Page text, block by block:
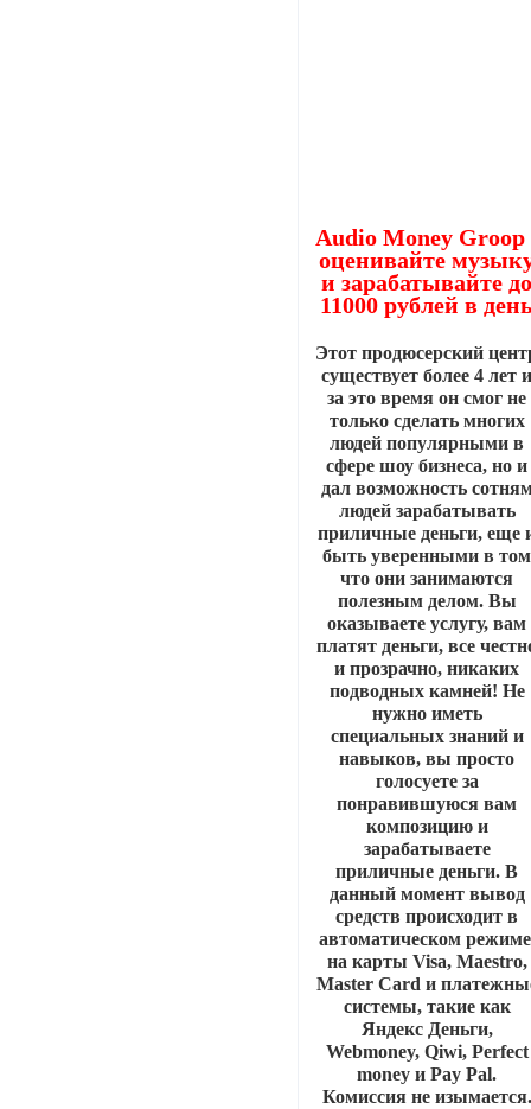
Audio Money Groop
оценивайте
и зарабатывайте
11000 рублей в
Этот продюсерский
существует более 4 лет
за это время он смог не
только сделать многих
людей популярными в
сфере шоу бизнеса, но и
дал возможность
людей зарабатывать
приличные деньги, еще
быть уверенными в том
что они занимаются
полезным делом. Вы
оказываете услугу, вам
платят деньги, все
и прозрачно, никаких
подводных камней! Не
нужно иметь
специальных знаний и
навыков, вы просто
голосуете за
понравившуюся вам
композицию и
зарабатываете
приличные деньги. В
данный момент вывод
средств происходит в
автоматическом
на карты Visa, Maestro,
Master Card и
системы, такие как
Яндекс Деньги,
Webmoney, Qiwi, Perfect
money и Pay Pal.
Комиссия не изымается.